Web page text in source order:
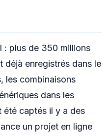
: plus de 350 millions
déjà enregistrés dans le
les combinaisons
dans les
été captés il y a des
un projet en ligne